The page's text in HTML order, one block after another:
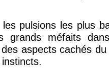
pulsions les plus
grands méfaits
aspects cachés